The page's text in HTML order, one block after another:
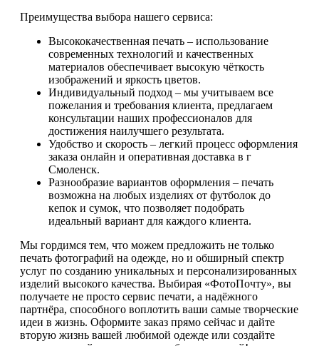
Преимущества выбора нашего сервиса:
Высококачественная печать – использование
современных технологий и качественных
материалов обеспечивает высокую чёткость
изображений и яркость цветов.
Индивидуальный подход – мы учитываем все
пожелания и требования клиента, предлагаем
консультации наших профессионалов для
достижения наилучшего результата.
Удобство и скорость – легкий процесс оформления
заказа онлайн и оперативная доставка в г
Смоленск.
Разнообразие вариантов оформления – печать
возможна на любых изделиях от футболок до
кепок и сумок, что позволяет подобрать
идеальный вариант для каждого клиента.
Мы гордимся тем, что можем предложить не только
печать фотографий на одежде, но и обширный спектр
услуг по созданию уникальных и персонализированных
изделий высокого качества. Выбирая «ФотоПочту», вы
получаете не просто сервис печати, а надёжного
партнёра, способного воплотить ваши самые творческие
идеи в жизнь. Оформите заказ прямо сейчас и дайте
вторую жизнь вашей любимой одежде или создайте